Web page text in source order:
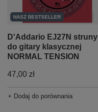
NASZ BESTSELLER
D'Addario EJ27N struny
do gitary klasycznej
NORMAL TENSION
47,00 zł
+ Dodaj do porównania